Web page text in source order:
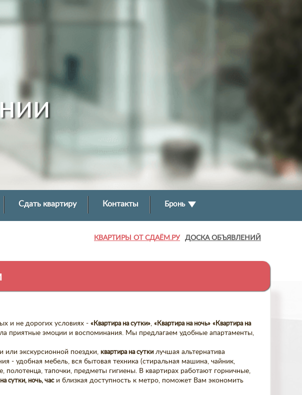
Сдать квартиру Контакты Бронь
ДОСКА ОБЪЯВЛЕНИЙ
КВАРТИРЫ ОТ СДАЁМ.РУ
и не дорогих условиях - «Квартира на сутки», «Квартира на ночь» «Квартира на
приятные эмоции и воспоминания. Мы предлагаем удобные апартаменты,
экскурсионной поездки, квартира на сутки лучшая альтернатива
- удобная мебель, вся бытовая техника (стиральная машина, чайник,
полотенца, тапочки, предметы гигиены. В квартирах работают горничные,
сутки, ночь, часи близкая доступность к метро, поможет Вам экономить